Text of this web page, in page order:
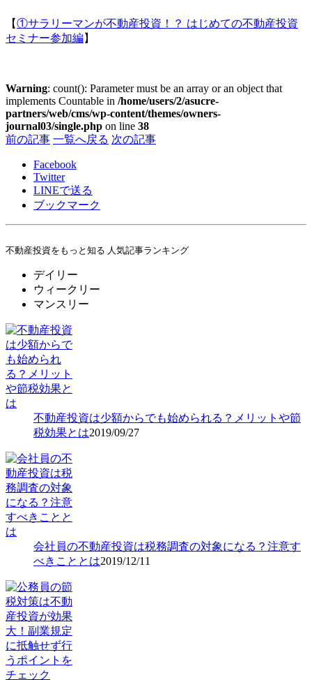
【①サラリーマンが不動産投資！？ はじめての不動産投資
セミナー参加編】
Warning: count(): Parameter must be an array or an object that
implements Countable in /home/users/2/asucre-
partners/web/cms/wp-content/themes/owners-
journal03/single.php on line 38
前の記事 一覧へ戻る 次の記事
Facebook
Twitter
LINEで送る
ブックマーク
不動産投資をもっと知る 人気記事ランキング
デイリー
ウィークリー
マンスリー
不動産投資は少額からでも始められる？メリットや節
税効果とは2019/09/27
会社員の不動産投資は税務調査の対象になる？注意す
べきこととは2019/12/11